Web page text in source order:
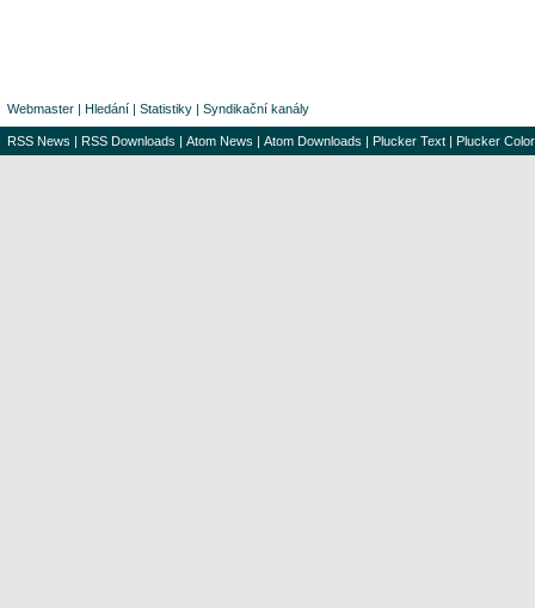
Webmaster | Hledání | Statistiky | Syndikační kanály
RSS News | RSS Downloads | Atom News | Atom Downloads | Plucker Text | Plucker Color